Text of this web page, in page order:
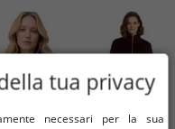
tua privacy
necessari per la sua